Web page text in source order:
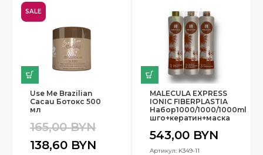
SALE
Use Me Brazilian
Cacau Ботокс 500
мл
165,00BYN
138,60 BYN
MALECULA EXPRESS
IONIC FIBERPLASTIA
Набор1000/1000/1000ml
шго+кератин+маска
543,00 BYN
Артикул: K349-11